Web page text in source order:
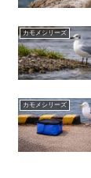
カモメシリーズ
カモメシリーズ